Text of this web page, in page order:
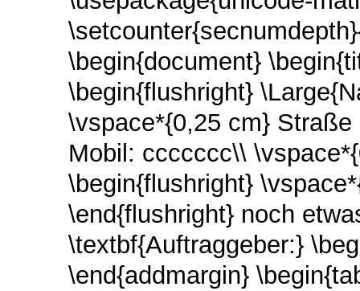
\begin{document}
\begin{flushright}
\vspace*{0,25 cm}
Mobil: ccccccc\\
\begin{flushright}
\end{flushright} noch
\textbf{Auftraggeber:}
\end{addmargin}